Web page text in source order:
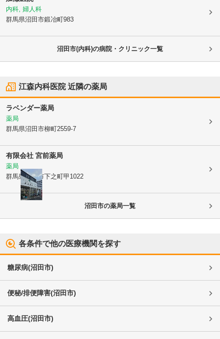
内科, 婦人科
群馬県沼田市鍛冶町983
沼田市(内科)の病院・クリニック一覧
江森内科医院近隣の薬局
ラベンダー薬局
薬局
群馬県沼田市柳町2559-7
有限会社 宮前薬局
薬局
群馬県沼田市下之町甲1022
沼田市の薬局一覧
各条件で他の医療機関を探す
糖尿病(沼田市)
便秘/排便障害(沼田市)
高血圧(沼田市)